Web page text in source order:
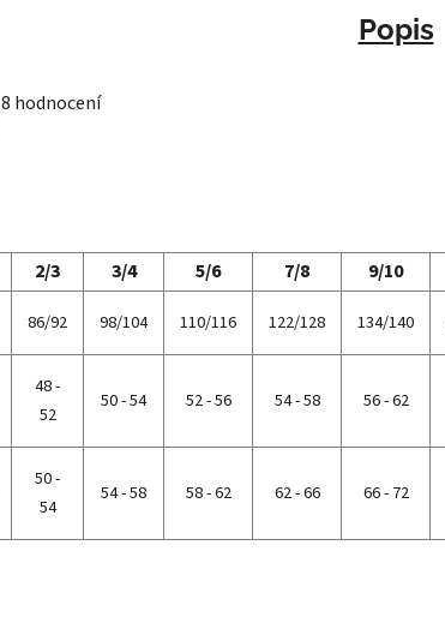
Popis
Průměrné
8 hodnocení
2/3 3/4 5/6 7/8 9/10
86/92 98/104 110/116 122/128 134/140
48 -
52
50 - 54 52 - 56 54 - 58 56 - 62
50 -
54
54 - 58 58 - 62 62 - 66 66 - 72